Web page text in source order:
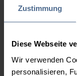
Zustimmung
Diese Webseite
Wir verwenden
personalisieren,
2.000 Liter
3.000 Liter